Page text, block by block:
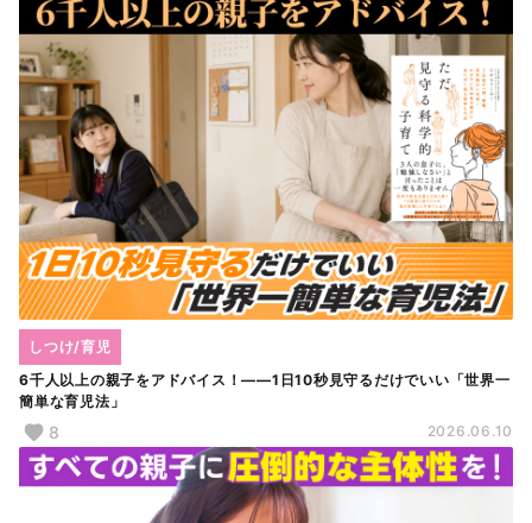
6千人以上の親子をアドバイス！――1日10秒見守るだけでいい「世界一
簡単な育児法」
しつけ/育児
8 2026.06.10